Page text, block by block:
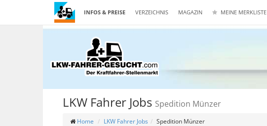
INFOS & PREISE VERZEICHNIS MAGAZIN MEINE MERKLISTE
LKW Fahrer Jobs Spedition Münzer
Home LKW Fahrer Jobs Spedition Münzer